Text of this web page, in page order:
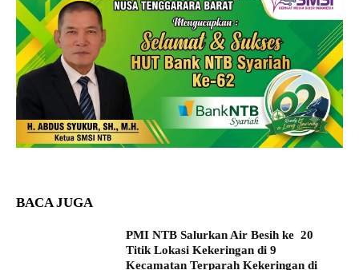
BACA JUGA
PMI NTB Salurkan Air Besih ke 20
Titik Lokasi Kekeringan di 9
Kecamatan Terparah Kekeringan di